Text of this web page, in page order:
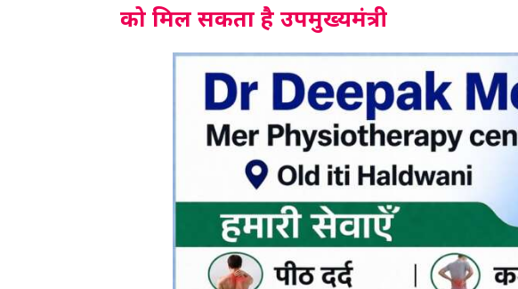
को मिल सकता है उपमुख्यमंत्री